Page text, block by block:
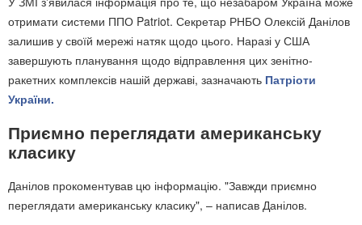
отримати системи ППО Patriot. Секретар РНБО Олексій Данілов
залишив у своїй мережі натяк щодо цього. Наразі у США
завершують планування щодо відправлення цих зенітно-
ракетних комплексів нашій державі, зазначають Патріоти
України.
Приємно переглядати американську
класику
Данілов прокоментував цю інформацію. "Завжди приємно
переглядати американську класику", – написав Данілов.